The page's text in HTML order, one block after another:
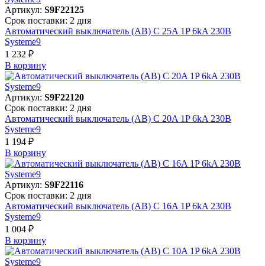
Артикул: S9F22125
Срок поставки: 2 дня
Автоматический выключатель (АВ) C 25A 1P 6kA 230В
Systeme9
1 232 ₽
В корзинy
Артикул: S9F22120
Срок поставки: 2 дня
Автоматический выключатель (АВ) C 20A 1P 6kA 230В
Systeme9
1 194 ₽
В корзинy
Артикул: S9F22116
Срок поставки: 2 дня
Автоматический выключатель (АВ) C 16A 1P 6kA 230В
Systeme9
1 004 ₽
В корзинy